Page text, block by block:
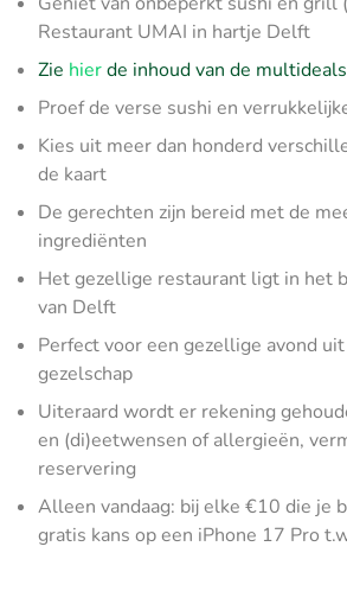
Restaurant UMAI in hartje Delft
Zie hierde inhoud van de multideals
Proef de verse sushi en
Kies uit meer dan honderd
de kaart
De gerechten zijn bereid met de
ingrediënten
Het gezellige restaurant ligt in het
van Delft
Perfect voor een gezellige avond
gezelschap
Uiteraard wordt er rekening
en (di)eetwensen of allergieën,
reservering
Alleen vandaag: bij elke €10 die je
gratis kans op een iPhone 17 Pro